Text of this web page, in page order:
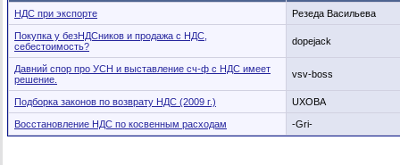
НДС при экспорте
Резеда Васильева
Покупка у безНДСников и продажа с НДС,
себестоимость?
dopejack
Давний спор про УСН и выставление сч-ф с НДС имеет
решение.
vsv-boss
Подборка законов по возврату НДС (2009 г.) UXOBA
Восстановление НДС по косвенным расходам -Gri-